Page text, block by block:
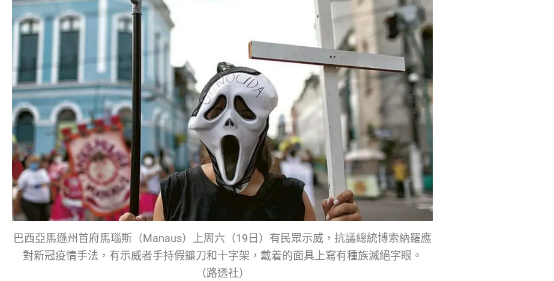
巴西亞馬遜州首府馬瑙斯（Manaus）上周六（19日）有民眾示威，抗議總統博索納羅應
對新冠疫情手法，有示威者手持假鐮刀和十字架，戴着的面具上寫有種族滅絕字眼。
（路透社）